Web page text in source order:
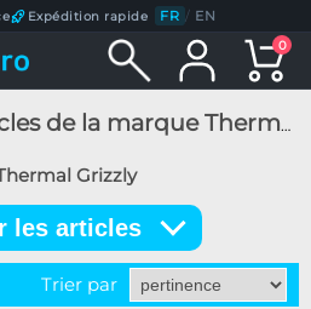
Expédition rapide FR / EN
0
Recherche des articles de la marque Thermal Grizzly
Grizzly
les articles
Trier par